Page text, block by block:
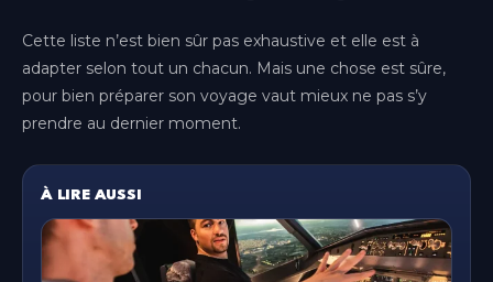
Cette liste n’est bien sûr pas exhaustive et elle est à
adapter selon tout un chacun. Mais une chose est sûre,
pour bien préparer son voyage vaut mieux ne pas s’y
prendre au dernier moment.
À LIRE AUSSI